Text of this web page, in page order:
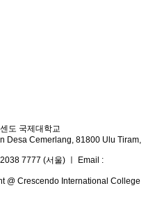
도 국제대학교
Desa Cemerlang, 81800 Ulu Tiram,
7777 (서울) ㅣ Email :
@ Crescendo International College